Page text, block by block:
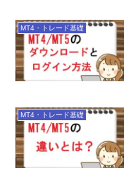
MT4・トレード基礎
MT4・トレード基礎